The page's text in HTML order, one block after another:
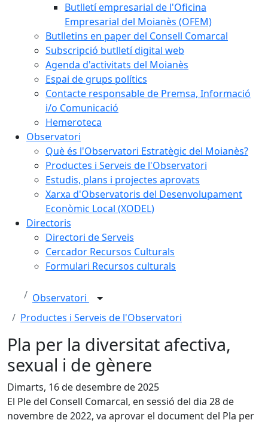
Butlletí empresarial de l'Oficina
Empresarial del Moianès (OFEM)
Butlletins en paper del Consell Comarcal
Subscripció butlletí digital web
Agenda d'activitats del Moianès
Espai de grups polítics
Contacte responsable de Premsa, Informació
i/o Comunicació
Hemeroteca
Observatori
Què és l'Observatori Estratègic del Moianès?
Productes i Serveis de l'Observatori
Estudis, plans i projectes aprovats
Xarxa d'Observatoris del Desenvolupament
Econòmic Local (XODEL)
Directoris
Directori de Serveis
Cercador Recursos Culturals
Formulari Recursos culturals
Observatori
Productes i Serveis de l'Observatori
Pla per la diversitat afectiva,
sexual i de gènere
Dimarts, 16 de desembre de 2025
El Ple del Consell Comarcal, en sessió del dia 28 de
novembre de 2022, va aprovar el document del Pla per